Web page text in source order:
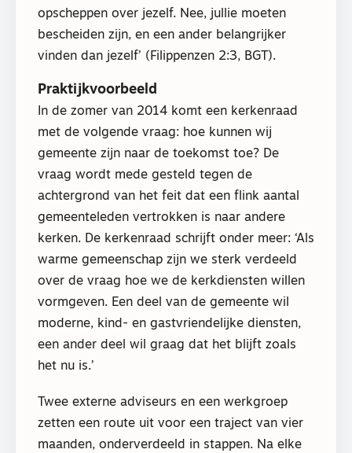
opscheppen over jezelf. Nee, jullie moeten
bescheiden zijn, en een ander belangrijker
vinden dan jezelf’ (Filippenzen 2:3, BGT).
Praktijkvoorbeeld
In de zomer van 2014 komt een kerkenraad
met de volgende vraag: hoe kunnen wij
gemeente zijn naar de toekomst toe? De
vraag wordt mede gesteld tegen de
achtergrond van het feit dat een flink aantal
gemeenteleden vertrokken is naar andere
kerken. De kerkenraad schrijft onder meer: ‘Als
warme gemeenschap zijn we sterk verdeeld
over de vraag hoe we de kerkdiensten willen
vormgeven. Een deel van de gemeente wil
moderne, kind- en gastvriendelijke diensten,
een ander deel wil graag dat het blijft zoals
het nu is.’
Twee externe adviseurs en een werkgroep
zetten een route uit voor een traject van vier
maanden, onderverdeeld in stappen. Na elke